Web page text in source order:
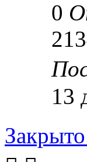
0
13
Закрыто